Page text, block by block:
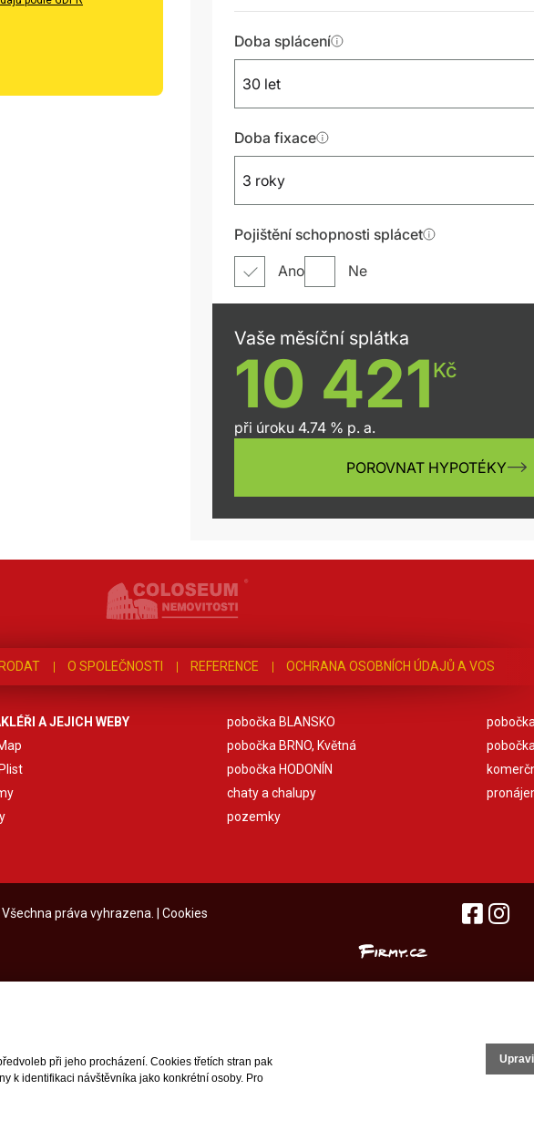
O SPOLEČNOSTI REFERENCE OCHRANA OSOBNÍCH ÚDAJŮ A VOS
A JEJICH WEBY
pobočka BLANSKO
pobočka BRNO, Květná
pobočka HODONÍN
chaty a chalupy
pozemky
práva vyhrazena. | Cookies
při jeho procházení. Cookies třetích stran pak
k identifikaci návštěvníka jako konkrétní osoby. Pro